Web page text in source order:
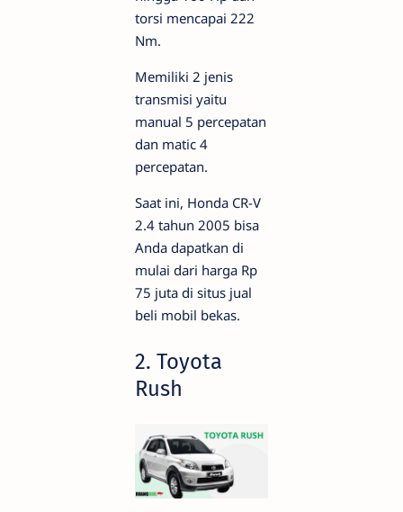
torsi mencapai 222
Nm.
Memiliki 2 jenis
transmisi yaitu
manual 5 percepatan
dan matic 4
percepatan.
Saat ini, Honda CR-V
2.4 tahun 2005 bisa
Anda dapatkan di
mulai dari harga Rp
75 juta di situs jual
beli mobil bekas.
2. Toyota
Rush